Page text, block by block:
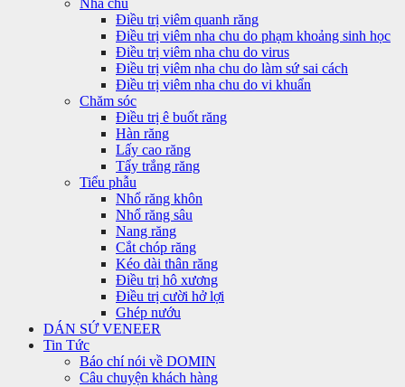
Nha chu
Điều trị viêm quanh răng
Điều trị viêm nha chu do phạm khoảng sinh học
Điều trị viêm nha chu do virus
Điều trị viêm nha chu do làm sứ sai cách
Điều trị viêm nha chu do vi khuẩn
Chăm sóc
Điều trị ê buốt răng
Hàn răng
Lấy cao răng
Tẩy trắng răng
Tiểu phẫu
Nhổ răng khôn
Nhổ răng sâu
Nang răng
Cắt chóp răng
Kéo dài thân răng
Điều trị hô xương
Điều trị cười hở lợi
Ghép nướu
DÁN SỨ VENEER
Tin Tức
Báo chí nói về DOMIN
Câu chuyện khách hàng